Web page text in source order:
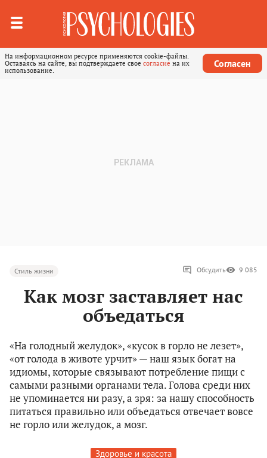
На информационном ресурсе применяются cookie-файлы.
Оставаясь на сайте, вы подтверждаете свое согласие на их
использование.
Согласен
Стиль жизни Обсудить 9 085
Как мозг заставляет нас
объедаться
«На голодный желудок», «кусок в горло не лезет»,
«от голода в животе урчит» — наш язык богат на
идиомы, которые связывают потребление пищи с
самыми разными органами тела. Голова среди них
не упоминается ни разу, а зря: за нашу способность
питаться правильно или объедаться отвечает вовсе
не горло или желудок, а мозг.
Здоровье и красота